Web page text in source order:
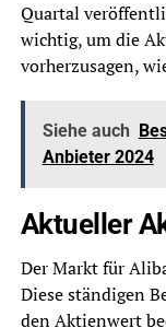
Quartal
wichtig, um die
vorherzusagen,
Siehe auch
Anbieter 2024
Aktueller
Der Markt für
Diese ständigen
den Aktienwert